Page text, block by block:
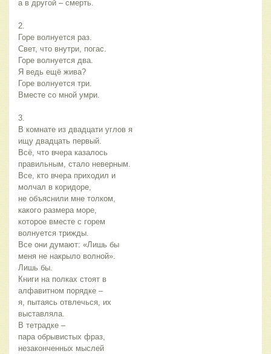
а в другой – смерть.
2.
Горе волнуется раз.
Свет, что внутри, погас.
Горе волнуется два.
Я ведь ещё жива?
Горе волнуется три.
Вместе со мной умри.
3.
В комнате из двадцати углов я
ищу двадцать первый.
Всё, что вчера казалось
правильным, стало неверным.
Все, кто вчера приходил и
молчал в коридоре,
не объяснили мне толком,
какого размера море,
которое вместе с горем
волнуется трижды.
Все они думают: «Лишь бы
меня не накрыло волной».
Лишь бы.
Книги на полках стоят в
алфавитном порядке –
я, пытаясь отвлечься, их
выставляла.
В тетрадке –
пара обрывистых фраз,
незаконченных мыслей